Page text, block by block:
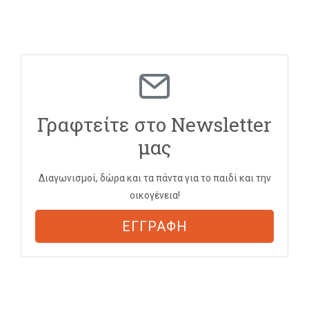
Γραφτείτε στο Newsletter
μας
Διαγωνισμοί, δώρα και τα πάντα για το παιδί και την
οικογένεια!
ΕΓΓΡΑΦΗ